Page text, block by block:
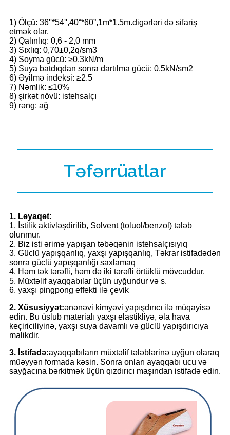
1) Ölçü: 36''*54'',40“*60”,1m*1.5m.digərləri də sifariş
etmək olar.
2) Qalınlıq: 0,6 - 2,0 mm
3) Sıxlıq: 0,70±0,2q/sm3
4) Soyma gücü: ≥0.3kN/m
5) Suya batdıqdan sonra dartılma gücü: 0,5kN/sm2
6) Əyilmə indeksi: ≥2.5
7) Nəmlik: ≤10%
8) şirkət növü: istehsalçı
9) rəng: ağ
Təfərrüatlar
1. Ləyaqət:
1. İstilik aktivləşdirilib, Solvent (toluol/benzol) tələb
olunmur.
2. Biz isti ərimə yapışan təbəqənin istehsalçısıyıq
3. Güclü yapışqanlıq, yaxşı yapışqanlıq, Təkrar istifadədən
sonra güclü yapışqanlığı saxlamaq
4. Həm tək tərəfli, həm də iki tərəfli örtüklü mövcuddur.
5. Müxtəlif ayaqqabılar üçün uyğundur və s.
6. yaxşı pingpong effekti ilə çevik
2. Xüsusiyyət:ənənəvi kimyəvi yapışdırıcı ilə müqayisə
edin. Bu üslub materialı yaxşı elastikliyə, əla hava
keçiriciliyinə, yaxşı suya davamlı və güclü yapışdırıcıya
malikdir.
3. İstifadə:ayaqqabıların müxtəlif tələblərinə uyğun olaraq
müəyyən formada kəsin. Sonra onları ayaqqabı ucu və
sayğacına bərkitmək üçün qızdırıcı maşından istifadə edin.